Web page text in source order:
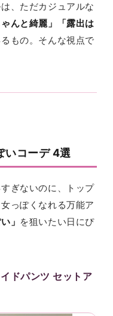
、ただカジュアルな
ゃんと綺麗」「露出は
もの。そんな視点で
いコーデ 4選
ぎないのに、トップ
っぽくなれる万能ア
」 を狙いたい日にぴ
ドパンツ セットア